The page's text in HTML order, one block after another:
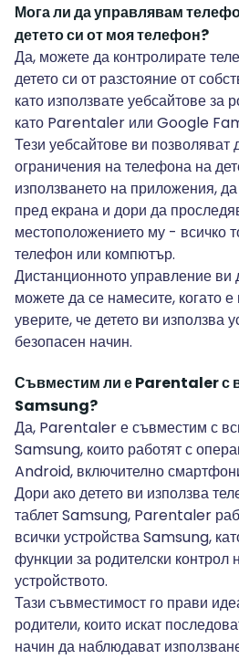
Мога ли да управлявам
детето си от моя телефон?
Да, можете да контролирате
детето си от разстояние от
като използвате уебсайтове за
като Parentaler или Google
Тези уебсайтове ви позволяват
ограничения на телефона на
използването на приложения,
пред екрана и дори да
местоположението му - всичко
телефон или компютър.
Дистанционното управление ви
можете да се намесите, когато
уверите, че детето ви използва
безопасен начин.
Съвместим ли е Parentaler с
Samsung?
Да, Parentaler е съвместим с
Samsung, които работят с
Android, включително
Дори ако детето ви използва
таблет Samsung, Parentaler
всички устройства Samsung,
функции за родителски контрол
устройството.
Тази съвместимост го прави
родители, които искат
начин да наблюдават